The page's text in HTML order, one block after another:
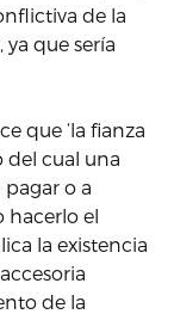
de la
que sería
que ‘la fianza
del cual una
o a
hacerlo el
la existencia
de la